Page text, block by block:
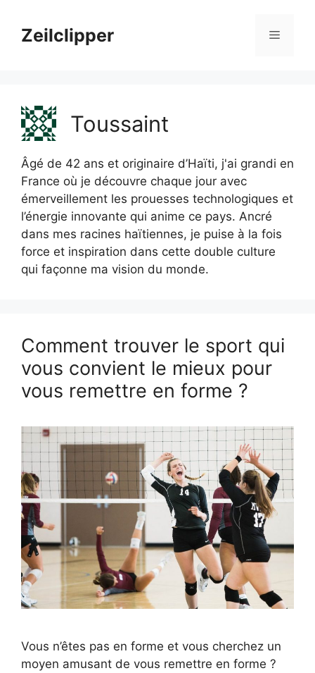
contenuZeilclipper Menu
Toussaint
Âgé de 42 ans et originaire d’Haïti, j'ai grandi en
France où je découvre chaque jour avec
émerveillement les prouesses technologiques et
l’énergie innovante qui anime ce pays. Ancré
dans mes racines haïtiennes, je puise à la fois
force et inspiration dans cette double culture
qui façonne ma vision du monde.
Comment trouver le sport qui
vous convient le mieux pour
vous remettre en forme ?
Vous n’êtes pas en forme et vous cherchez un
moyen amusant de vous remettre en forme ?